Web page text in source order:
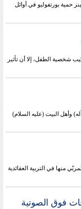
حمية بورتفوليو في أوائل
شخصية الطفل، إلا أن تأثير
وأهل البيت (عليه السلام)
منها في التربية العقائدية
فوق الصوتية